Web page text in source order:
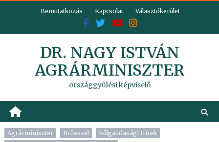
Bemutatkozás Kapcsolat Választókerület
DR. NAGY ISTVÁN
AGRÁRMINISZTER
országgyűlési képviselő
Agrárminiszter Brüsszel
Külgazdasági Hírek